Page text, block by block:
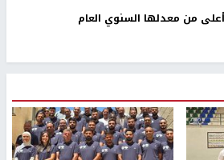
من معدلها السنوي العام